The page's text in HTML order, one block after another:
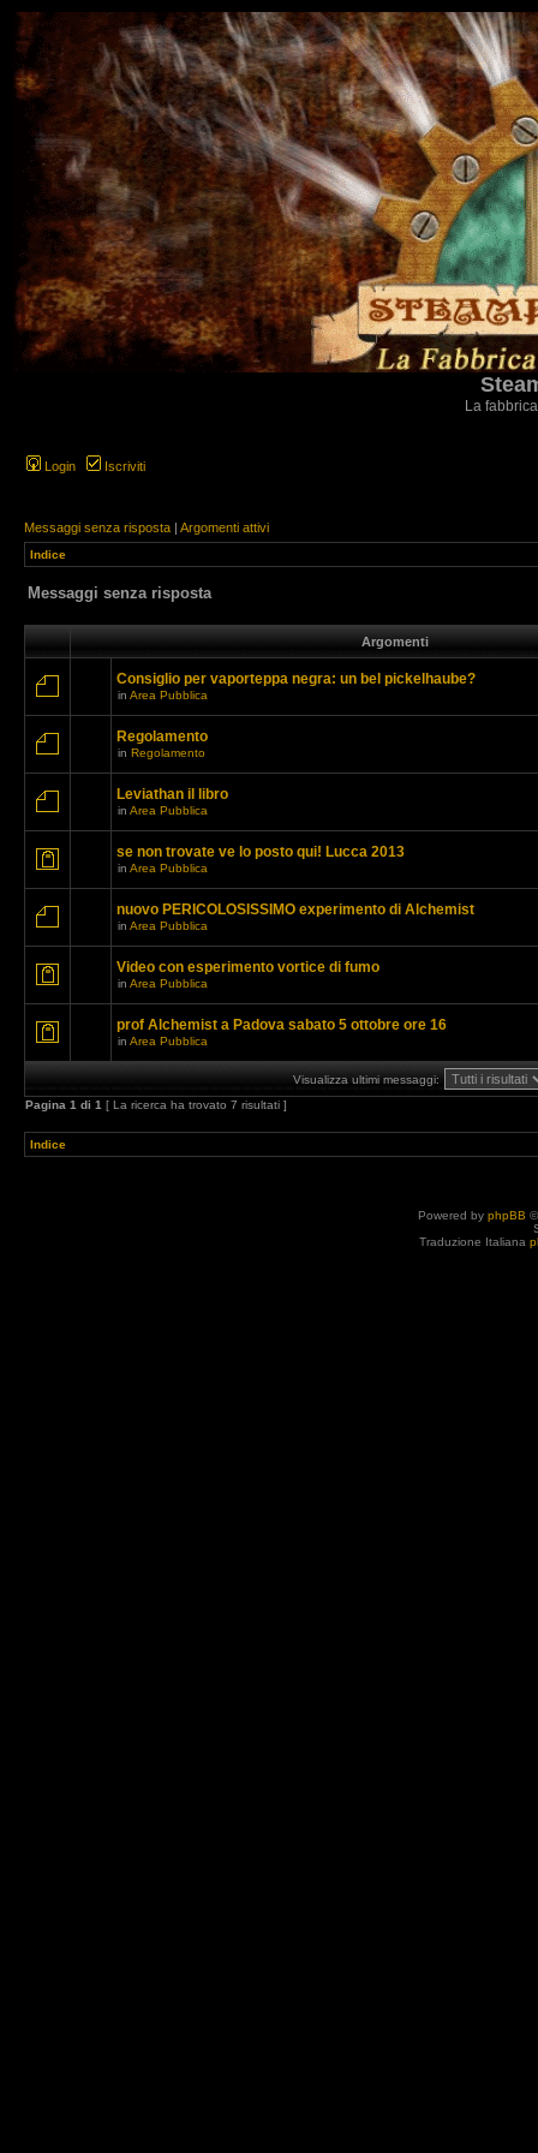
La
Login Iscriviti
Messaggi senza risposta | Argomenti attivi
Indice
Messaggi senza risposta
Argomenti
Consiglio per vaporteppa negra: un bel pickelhaube?
in Area Pubblica
Regolamento
in Regolamento
Leviathan il libro
in Area Pubblica
se non trovate ve lo posto qui! Lucca 2013
in Area Pubblica
nuovo PERICOLOSISSIMO experimento di Alchemist
in Area Pubblica
Video con esperimento vortice di fumo
in Area Pubblica
prof Alchemist a Padova sabato 5 ottobre ore 16
in Area Pubblica
Visualizza ultimi messaggi:
Pagina 1 di 1 [ La ricerca ha trovato 7 risultati ]
Indice
Powered by phpBB
Traduzione Italiana